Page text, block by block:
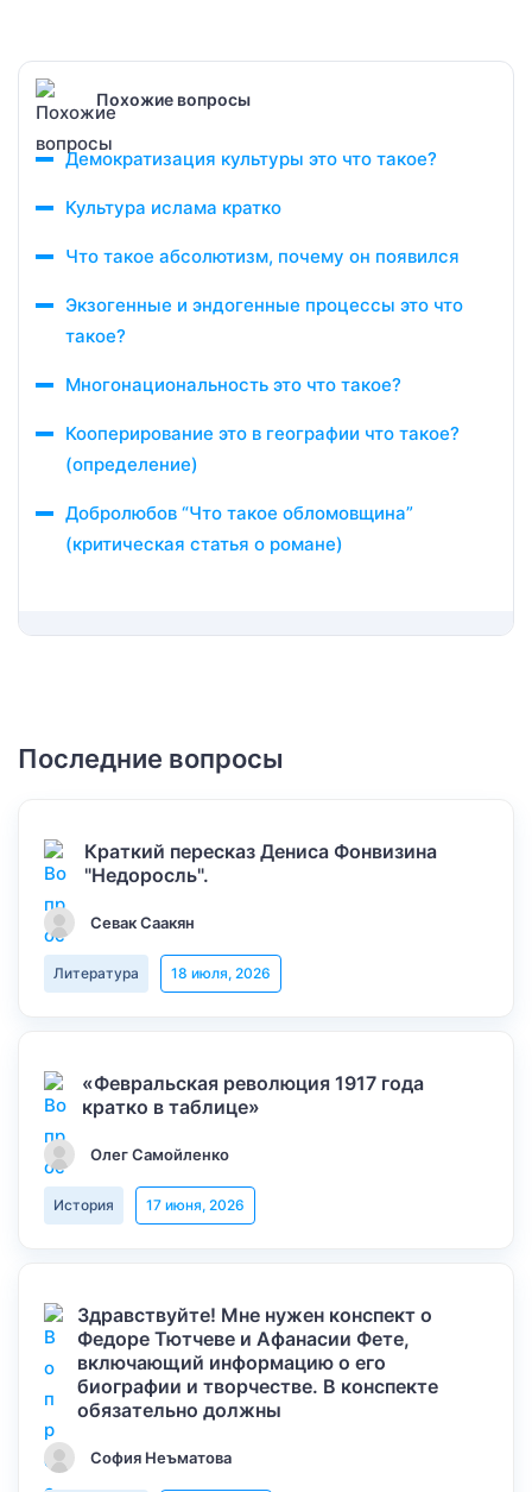
Похожие вопросы
Демократизация культуры это что такое?
Культура ислама кратко
Что такое абсолютизм, почему он появился
Экзогенные и эндогенные процессы это что
такое?
Многонациональность это что такое?
Кооперирование это в географии что такое?
(определение)
Добролюбов “Что такое обломовщина”
(критическая статья о романе)
Последние вопросы
Краткий пересказ Дениса Фонвизина
"Недоросль".
Севак Саакян
Литература 18 июля, 2026
«Февральская революция 1917 года
кратко в таблице»
Олег Самойленко
История 17 июня, 2026
Здравствуйте! Мне нужен конспект о
Федоре Тютчеве и Афанасии Фете,
включающий информацию о его
биографии и творчестве. В конспекте
обязательно должны
София Неъматова